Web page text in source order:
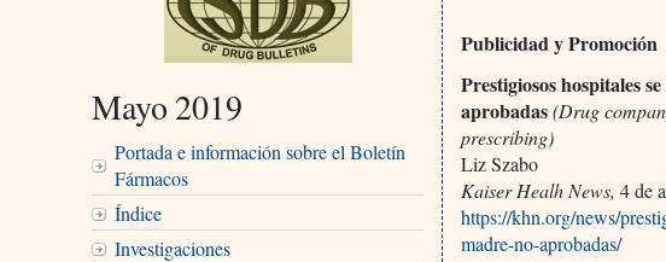
Mayo 2019
Portada e información sobre el Boletín
Fármacos
Índice
Investigaciones
Publicidad y Promoción
Prestigiosos hospitales
aprobadas(Drug
prescribing)
Liz Szabo
Kaiser Healh News, 4 de
https://khn.org/news/
madre-no-aprobadas/